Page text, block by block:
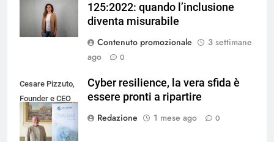
125:2022: quando l’inclusione
diventa misurabile
Contenuto promozionale
3 settimane
ago
0
Cesare Pizzuto,
Founder e CEO
di SMI Group
Cyber resilience, la vera sfida è
essere pronti a ripartire
Redazione
1 mese ago 0